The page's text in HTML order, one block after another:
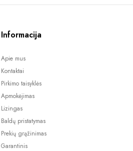
Informacija
Apie mus
Kontaktai
Pirkimo taisyklės
Apmokėjimas
Lizingas
Baldų pristatymas
Prekių grąžinimas
Garantinis